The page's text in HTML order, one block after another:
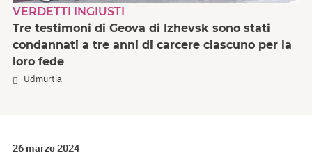
VERDETTI INGIUSTI
Tre testimoni di Geova di Izhevsk sono stati
condannati a tre anni di carcere ciascuno per la
loro fede
Udmurtia
26 marzo 2024